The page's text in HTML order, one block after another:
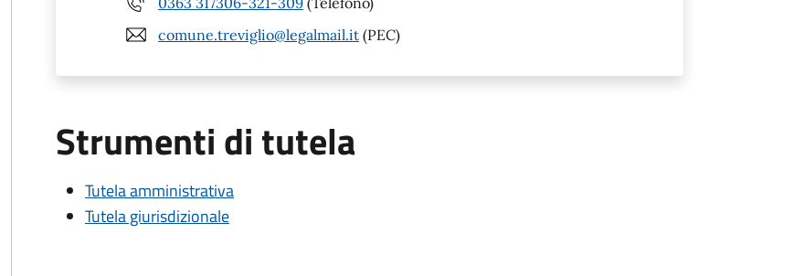
comune.treviglio@legalmail.it (PEC)
Strumenti di tutela
Tutela amministrativa
Tutela giurisdizionale